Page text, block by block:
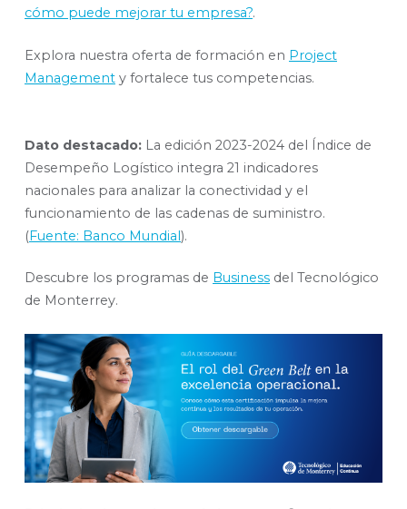
cómo puede mejorar tu empresa?.
Explora nuestra oferta de formación en Project
Management y fortalece tus competencias.
Dato destacado: La edición 2023-2024 del Índice de
Desempeño Logístico integra 21 indicadores
nacionales para analizar la conectividad y el
funcionamiento de las cadenas de suministro.
(Fuente: Banco Mundial).
Descubre los programas de Business del Tecnológico
de Monterrey.